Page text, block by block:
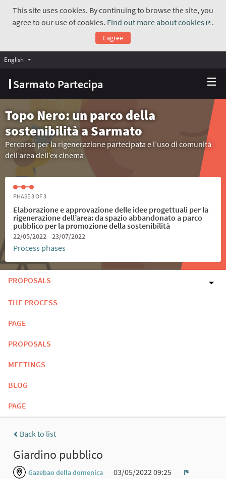
This site uses cookies. By continuing to browse the site, you
agree to our use of cookies. Find out more about cookies
.
I agree
Sarmato Partecipa
English Choose language
Topo Nero: un parco della
sostenibilità a Sarmato
Percorso per la rigenerazione partecipata e l’uso di comunità
dell’area dell’ex cinema
PHASE 3 OF 3
Elaborazione e approvazione delle idee progettuali per la
rigenerazione dell’area: da spazio abbandonato a parco
pubblico per la promozione della sostenibilità
22/05/2022 - 23/07/2022
Process phases
PROPOSALS
THE PROCESS
PAGE
PROPOSALS
MEETINGS
BLOG
PAGE
Back to list
Giardino pubblico
Gazebao della domenica
03/05/2022 09:25